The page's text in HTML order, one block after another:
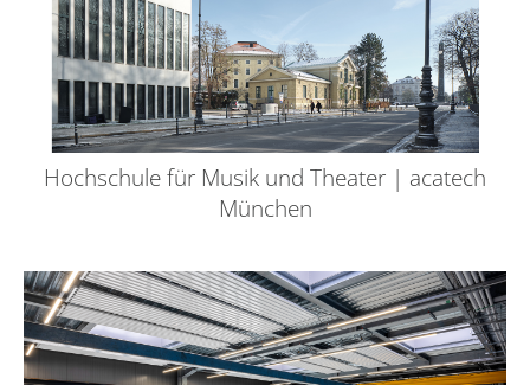
Hochschule für Musik und Theater | acatech
München